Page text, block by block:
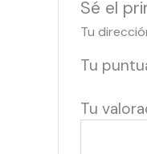
Sé el
Tu
Tu
Tu